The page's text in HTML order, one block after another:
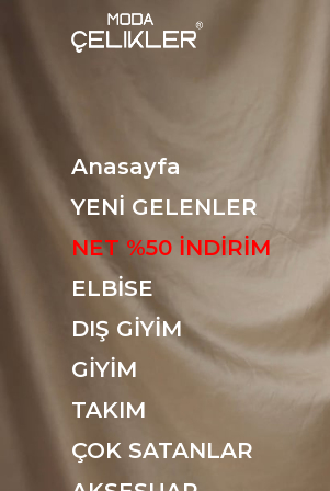
Anasayfa
YENİ GELENLER
NET %50 İNDİRİM
ELBİSE
DIŞ GİYİM
GİYİM
TAKIM
ÇOK SATANLAR